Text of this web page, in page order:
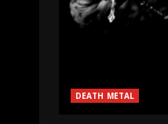
DEATH METAL